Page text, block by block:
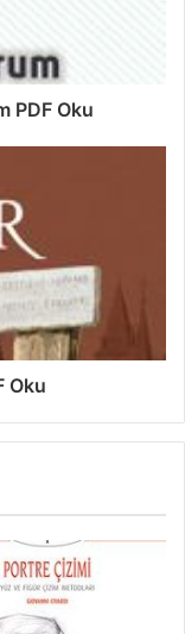
PDF Oku
Oku